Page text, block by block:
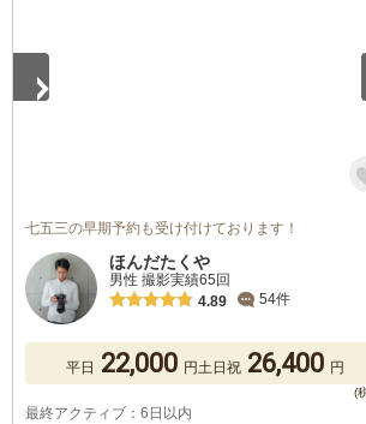
七五三の早期予約も受け付けております！
ほんだたくや
男性 撮影実績65回
4.89
54件
平日 22,000 円土日祝 26,400 円
最終アクティブ：6日以内